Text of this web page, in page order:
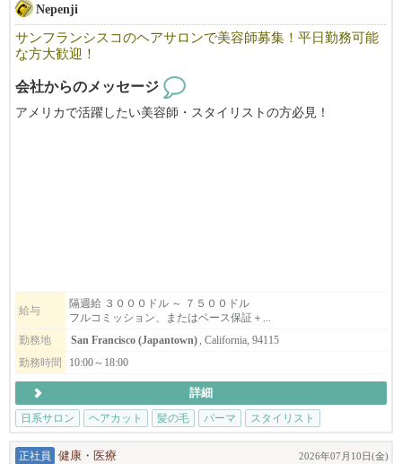
Nepenji
サンフランシスコのヘアサロンで美容師募集！平日勤務可能
な方大歓迎！
会社からのメッセージ
アメリカで活躍したい美容師・スタイリストの方必見！
すぐに稼げるようになりますよ。
まずはお気軽にご応募ください！
※必ず履歴書を添付の上ご応募ください。書類審査の上ご連絡さ
せて頂きます。
給与
隔週給 ３０００ドル ～ ７５００ドル
フルコミッション、またはベース保証＋...
勤務地
San Francisco (Japantown), California, 94115
勤務時間
10:00～18:00
詳細
日系サロン
ヘアカット 髪の毛 パーマ スタイリスト
正社員 健康・医療 2026年07月10日(金)